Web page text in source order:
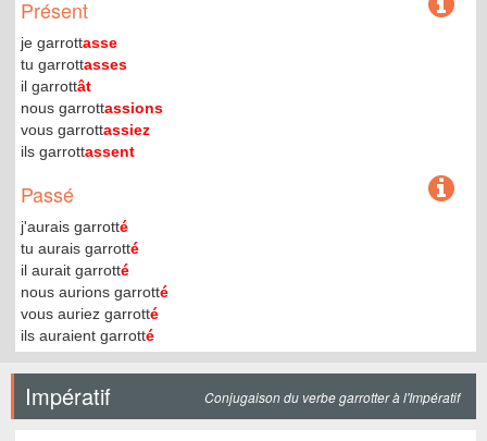
Présent
je garrottasse
tu garrottasses
il garrottât
nous garrottassions
vous garrottassiez
ils garrottassent
Passé
j'aurais garrotté
tu aurais garrotté
il aurait garrotté
nous aurions garrotté
vous auriez garrotté
ils auraient garrotté
Impératif Conjugaison du verbe garrotter à l'Impératif